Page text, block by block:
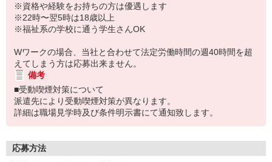
※資格や経験をお持ちの方は優遇します
※22時〜翌5時は18歳以上
※福祉系の学校に通う学生さんOK
Wワークの場合、当社と合わせて法定労働時間の週40時間を超
えてしまう方は応募出来ません。
備考
■受動喫煙対策について
派遣先により受動喫煙対策が異なります。
詳細は職場見学時及び条件明示書にて通知致します。
応募方法